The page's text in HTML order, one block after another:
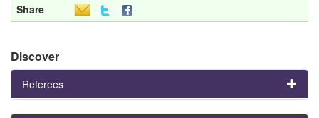
Share
Discover
Referees